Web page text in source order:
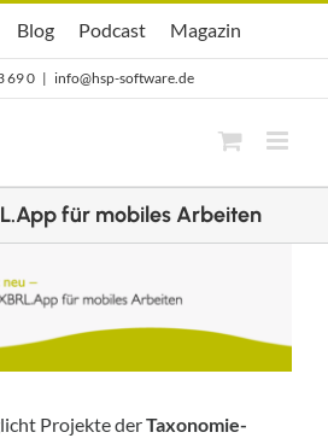
hsp
Blog
Blog Opti.Cast
Podcast Opti.Mag
Magazin
69 0 | info@hsp-software.de
für mobiles Arbeiten
Projekte derTaxonomie-